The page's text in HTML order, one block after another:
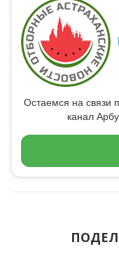
Остаемся на связи
канал